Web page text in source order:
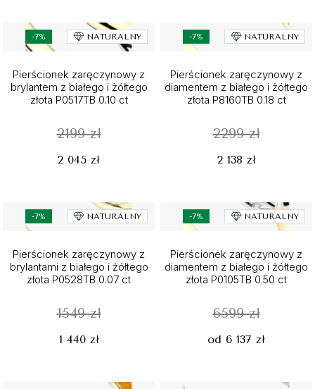
-7% NATURALNY
Pierścionek zaręczynowy z
brylantem z białego i żółtego
złota P0517TB 0.10 ct
2199 zł
2 045 zł
-7% NATURALNY
Pierścionek zaręczynowy z
diamentem z białego i żółtego
złota P8160TB 0.18 ct
2299 zł
2 138 zł
-7% NATURALNY
Pierścionek zaręczynowy z
brylantami z białego i żółtego
złota P0528TB 0.07 ct
1549 zł
1 440 zł
-7% NATURALNY
Pierścionek zaręczynowy z
diamentem z białego i żółtego
złota P0105TB 0.50 ct
6599 zł
od 6 137 zł